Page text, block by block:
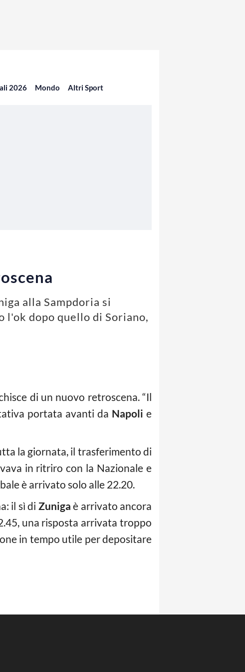
2026 Mondo Altri Sport
alla Sampdoria si
l'ok dopo quello di Soriano,
di un nuovo retroscena. “Il
portata avanti da Napoli e
la giornata, il trasferimento di
in ritriro con la Nazionale e
è arrivato solo alle 22.20.
il sì di Zuniga è arrivato ancora
una risposta arrivata troppo
in tempo utile per depositare